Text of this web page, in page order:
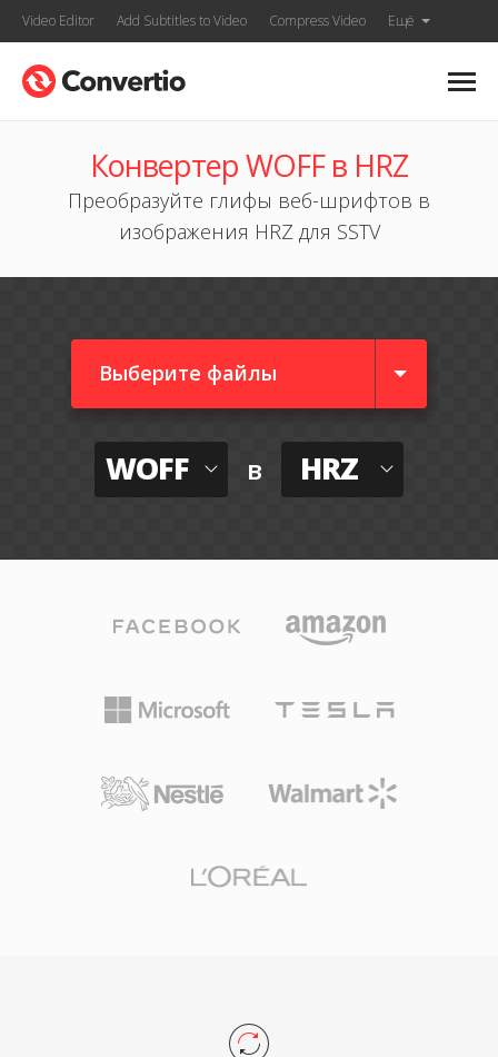
Video Editor Add Subtitles to Video Compress Video Ещё
Конвертер WOFF в HRZ
Преобразуйте глифы веб-шрифтов в
изображения HRZ для SSTV
Выберите файлы
WOFF в HRZ